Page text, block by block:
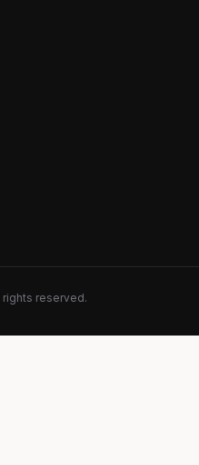
rights reserved.